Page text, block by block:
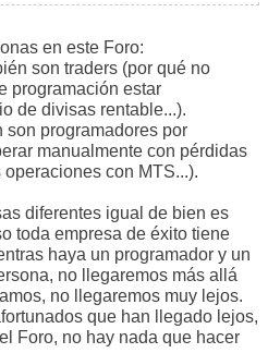
en este Foro:
son traders (por qué no
programación estar
de divisas rentable...).
son programadores por
manualmente con pérdidas
con MTS...).
diferentes igual de bien es
toda empresa de éxito tiene
haya un programador y un
no llegaremos más allá
no llegaremos muy lejos.
que han llegado lejos,
Foro, no hay nada que hacer